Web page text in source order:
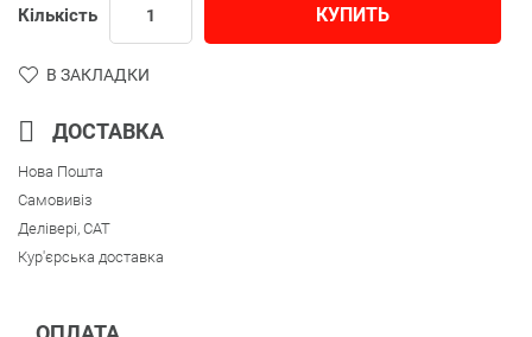
Кількість КУПИТЬ
В ЗАКЛАДКИ
ДОСТАВКА
Нова Пошта
Самовивіз
Делівері, CAT
Кур'єрська доставка